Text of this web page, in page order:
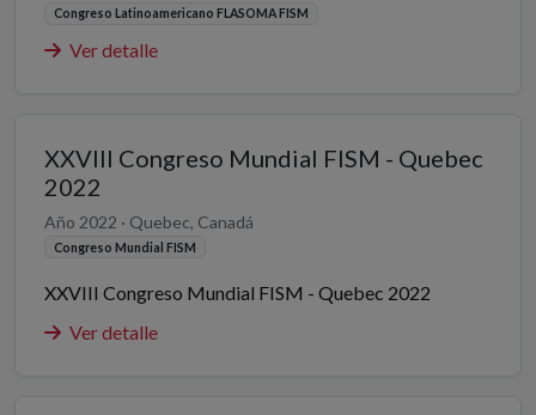
Congreso Latinoamericano FLASOMA FISM
Ver detalle
XXVIII Congreso Mundial FISM - Quebec
2022
Año 2022 · Quebec, Canadá
Congreso Mundial FISM
XXVIII Congreso Mundial FISM - Quebec 2022
Ver detalle